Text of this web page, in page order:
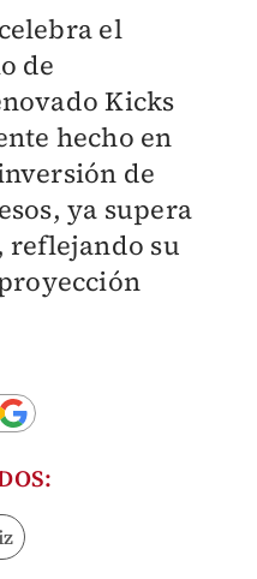
el
de
Kicks
hecho en
de
ya supera
reflejando su